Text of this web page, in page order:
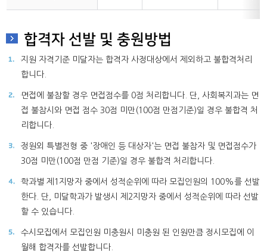
합격자 선발 및 충원방법
지원 자격기준 미달자는 합격자 사정대상에서 제외하고 불합격처리
합니다.
면접에 불참할 경우 면접점수를 0점 처리합니다. 단, 사회복지과는 면
접 불참시와 면접 점수 30점 미만(100점 만점기준)일 경우 불합격 처
리합니다.
정원외 특별전형 중 '장애인 등 대상자'는 면접 불참자 및 면접점수가
30점 미만(100점 만점 기준)일 경우 불합격 처리합니다.
학과별 제1지망자 중에서 성적순위에 따라 모집인원의 100%를 선발
한다. 단, 미달학과가 발생시 제2지망자 중에서 성적순위에 따라 선발
할 수 있습니다.
수시모집에서 모집인원 미충원시 미충원 된 인원만큼 정시모집에 이
월해 합격자를 선발합니다.